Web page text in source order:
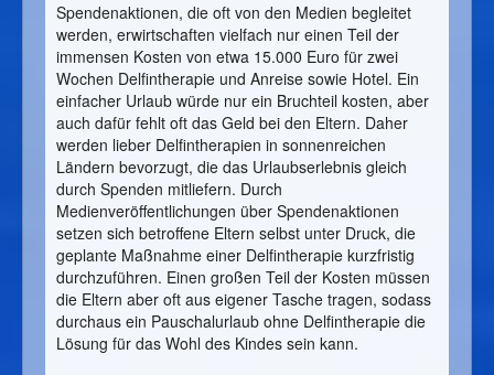
Spendenaktionen, die oft von den Medien begleitet
werden, erwirtschaften vielfach nur einen Teil der
immensen Kosten von etwa 15.000 Euro für zwei
Wochen Delfintherapie und Anreise sowie Hotel. Ein
einfacher Urlaub würde nur ein Bruchteil kosten, aber
auch dafür fehlt oft das Geld bei den Eltern. Daher
werden lieber Delfintherapien in sonnenreichen
Ländern bevorzugt, die das Urlaubserlebnis gleich
durch Spenden mitliefern. Durch
Medienveröffentlichungen über Spendenaktionen
setzen sich betroffene Eltern selbst unter Druck, die
geplante Maßnahme einer Delfintherapie kurzfristig
durchzuführen. Einen großen Teil der Kosten müssen
die Eltern aber oft aus eigener Tasche tragen, sodass
durchaus ein Pauschalurlaub ohne Delfintherapie die
Lösung für das Wohl des Kindes sein kann.